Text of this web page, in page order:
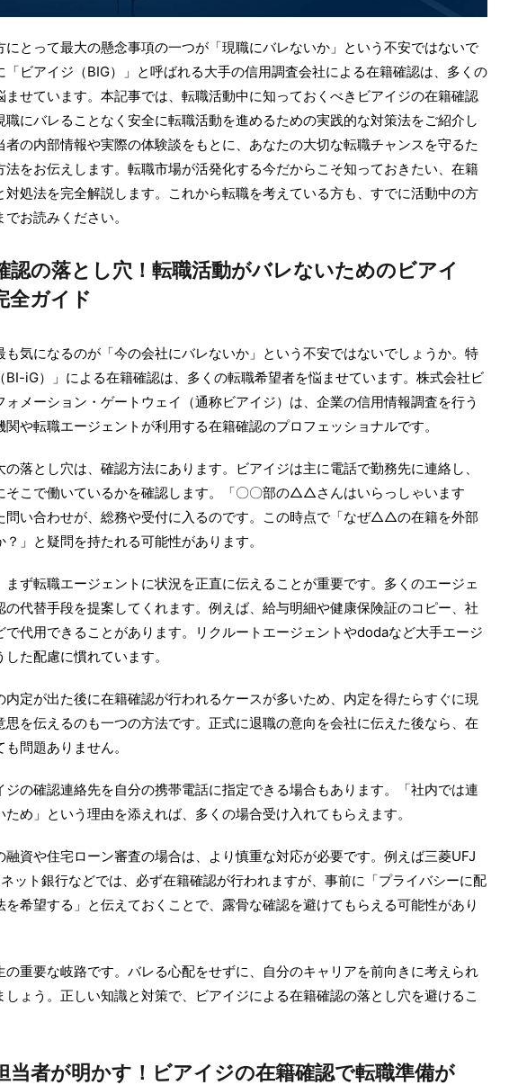
にとって最大の懸念事項の一つが「現職にバレないか」という不安ではないで
「ビアイジ（BIG）」と呼ばれる大手の信用調査会社による在籍確認は、多くの
ませています。本記事では、転職活動中に知っておくべきビアイジの在籍確認
職にバレることなく安全に転職活動を進めるための実践的な対策法をご紹介し
者の内部情報や実際の体験談をもとに、あなたの大切な転職チャンスを守るた
法をお伝えします。転職市場が活発化する今だからこそ知っておきたい、在籍
対処法を完全解説します。これから転職を考えている方も、すでに活動中の方
お読みください。
認の落とし穴！転職活動がバレないためのビアイ
全ガイド
も気になるのが「今の会社にバレないか」という不安ではないでしょうか。特
BI-iG）」による在籍確認は、多くの転職希望者を悩ませています。株式会社ビ
ォメーション・ゲートウェイ（通称ビアイジ）は、企業の信用情報調査を行う
や転職エージェントが利用する在籍確認のプロフェッショナルです。
の落とし穴は、確認方法にあります。ビアイジは主に電話で勤務先に連絡し、
そこで働いているかを確認します。「〇〇部の△△さんはいらっしゃいます
問い合わせが、総務や受付に入るのです。この時点で「なぜ△△の在籍を外部
」と疑問を持たれる可能性があります。
まず転職エージェントに状況を正直に伝えることが重要です。多くのエージェ
の代替手段を提案してくれます。例えば、給与明細や健康保険証のコピー、社
で代用できることがあります。リクルートエージェントやdodaなど大手エージ
た配慮に慣れています。
内定が出た後に在籍確認が行われるケースが多いため、内定を得たらすぐに現
思を伝えるのも一つの方法です。正式に退職の意向を会社に伝えた後なら、在
問題ありません。
ジの確認連絡先を自分の携帯電話に指定できる場合もあります。「社内では連
め」という理由を添えれば、多くの場合受け入れてもらえます。
融資や住宅ローン審査の場合は、より慎重な対応が必要です。例えば三菱UFJ
ット銀行などでは、必ず在籍確認が行われますが、事前に「プライバシーに配
を希望する」と伝えておくことで、露骨な確認を避けてもらえる可能性があり
の重要な岐路です。バレる心配をせずに、自分のキャリアを前向きに考えられ
しょう。正しい知識と対策で、ビアイジによる在籍確認の落とし穴を避けるこ
当者が明かす！ビアイジの在籍確認で転職準備が